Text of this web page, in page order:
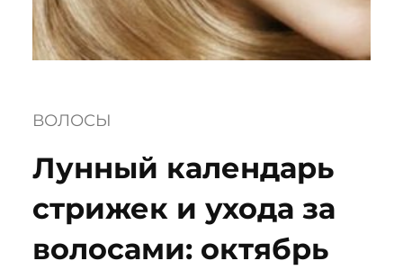
ВОЛОСЫ
Лунный календарь
стрижек и ухода за
волосами: октябрь